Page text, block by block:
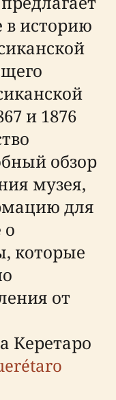
в историю
и 1876
обзор
музея,
для
о
которые
от
Керетаро